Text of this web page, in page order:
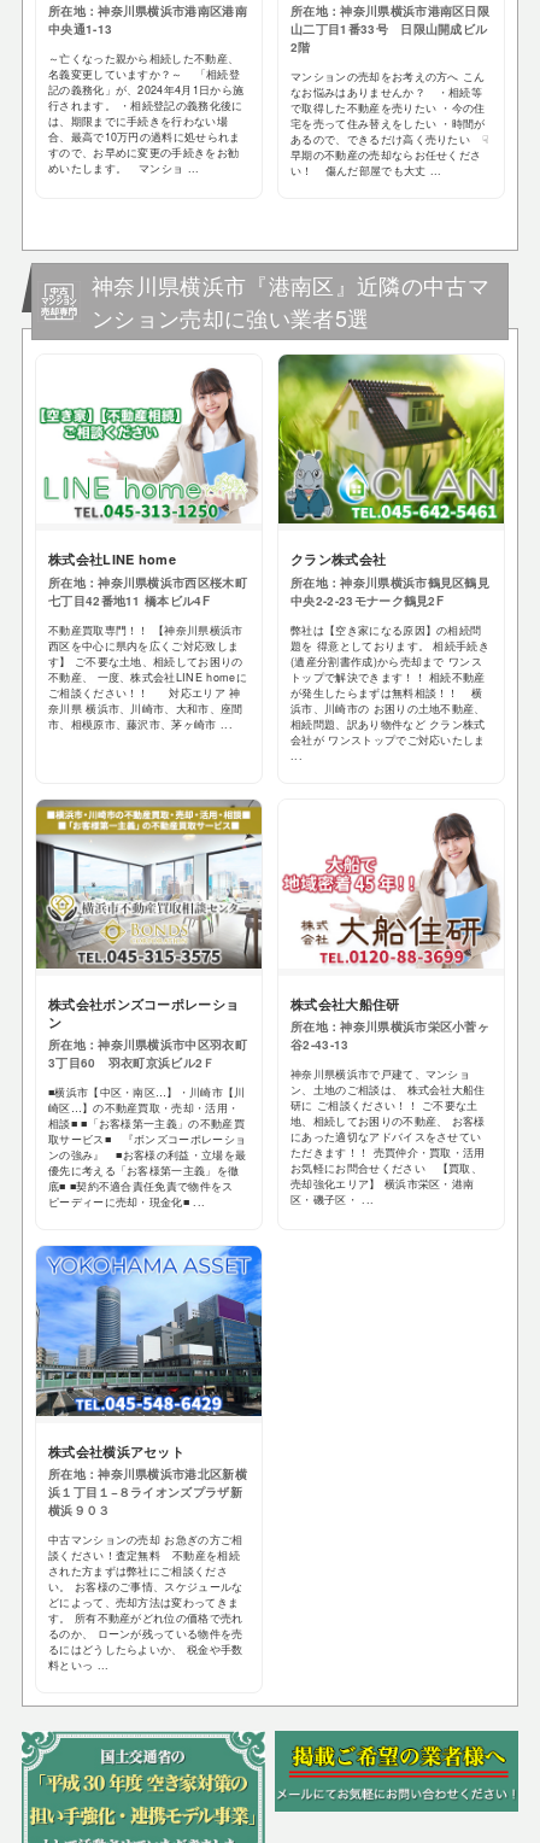
所在地：神奈川県横浜市港南区港南
中央通1-13
～亡くなった親から相続した不動産、
名義変更していますか？～ 「相続登
記の義務化」が、2024年4月1日から施
行されます。 ・相続登記の義務化後に
は、期限までに手続きを行わない場
合、最高で10万円の過料に処せられま
すので、お早めに変更の手続きをお勧
めいたします。 マンショ ...
所在地：神奈川県横浜市港南区日限
山二丁目1番33号 日限山開成ビル
2階
マンションの売却をお考えの方へ こん
なお悩みはありませんか？ ・相続等
で取得した不動産を売りたい ・今の住
宅を売って住み替えをしたい ・時間が
あるので、できるだけ高く売りたい ☟
早期の不動産の売却ならお任せくださ
い！ 傷んだ部屋でも大丈 ...
神奈川県横浜市『港南区』近隣の中古マ
ンション売却に強い業者5選
株式会社LINE home
所在地：神奈川県横浜市西区桜木町
七丁目42番地11 橋本ビル4F
不動産買取専門！！ 【神奈川県横浜市
西区を中心に県内を広くご対応致しま
す】 ご不要な土地、相続してお困りの
不動産、 一度、株式会社LINE homeに
ご相談ください！！ 対応エリア 神
奈川県 横浜市、川崎市、大和市、座間
市、相模原市、藤沢市、茅ヶ崎市 ...
クラン株式会社
所在地：神奈川県横浜市鶴見区鶴見
中央2-2-23モナーク鶴見2F
弊社は【空き家になる原因】の相続問
題を 得意としております。 相続手続き
(遺産分割書作成)から売却まで ワンス
トップで解決できます！！ 相続不動産
が発生したらまずは無料相談！！ 横
浜市、川崎市の お困りの土地不動産、
相続問題、訳あり物件など クラン株式
会社が ワンストップでご対応いたしま
...
株式会社ボンズコーポレーショ
ン
所在地：神奈川県横浜市中区羽衣町
3丁目60 羽衣町京浜ビル2Ｆ
■横浜市【中区・南区…】・川崎市【川
崎区…】の不動産買取・売却・活用・
相談■ ■「お客様第一主義」の不動産買
取サービス■ 『ボンズコーポレーショ
ンの強み』 ■お客様の利益・立場を最
優先に考える「お客様第一主義」を徹
底■ ■契約不適合責任免責で物件をス
ピーディーに売却・現金化■ ...
株式会社大船住研
所在地：神奈川県横浜市栄区小菅ヶ
谷2-43-13
神奈川県横浜市で戸建て、マンショ
ン、土地のご相談は、 株式会社大船住
研に ご相談ください！！ ご不要な土
地、相続してお困りの不動産、 お客様
にあった適切なアドバイスをさせてい
ただきます！！ 売買仲介・買取・活用
お気軽にお問合せください 【買取、
売却強化エリア】 横浜市栄区・港南
区・磯子区・ ...
株式会社横浜アセット
所在地：神奈川県横浜市港北区新横
浜１丁目１−８ライオンズプラザ新
横浜９０３
中古マンションの売却 お急ぎの方ご相
談ください！査定無料 不動産を相続
された方まずは弊社にご相談くださ
い。 お客様のご事情、スケジュールな
どによって、売却方法は変わってきま
す。 所有不動産がどれ位の価格で売れ
るのか、 ローンが残っている物件を売
るにはどうしたらよいか、 税金や手数
料といっ ...